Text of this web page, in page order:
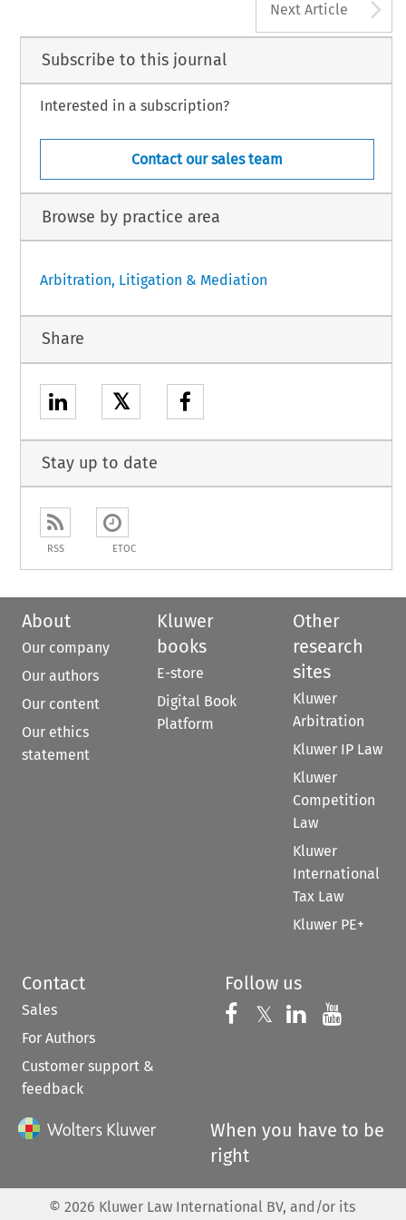
Next Article
Subscribe to this journal
Interested in a subscription?
Contact our sales team
Browse by practice area
Arbitration, Litigation & Mediation
Share
𝕏
Stay up to date
RSS ETOC
About
Our company
Our authors
Our content
Our ethics
statement
Kluwer
books
E-store
Digital Book
Platform
Other
research
sites
Kluwer
Arbitration
Kluwer IP Law
Kluwer
Competition
Law
Kluwer
International
Tax Law
Kluwer PE+
Contact
Sales
For Authors
Customer support &
feedback
Follow us
Follow us on
𝕏 Follow us on
Follow us
When you have to be
right
© 2026 Kluwer Law International BV, and/or its